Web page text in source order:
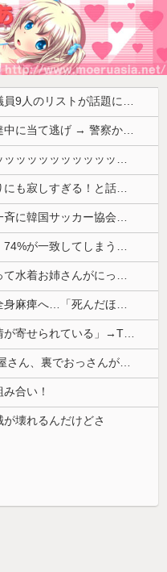
高市内閣の方針に反対した自民党議員9人のリストが話題に、「岩屋はどこへ行った？」との指摘もあるが……
岩手県宮古市議（共産）、赤旗配達中に当て逃げ → 警察から連絡が来て宮古署を訪れ事情聴取
【画像】北朝鮮のビアガール、エッッッッッッッッッッッッッッッッッ！
昭和を代表する女優の晩年があまりにも寂しすぎる！と話題に、自身の子供を餓死する寸前までネグレクトした挙句……
韓国人「英メディアや海外各社も一斉に韓国サッカー協会を巡る過去の不祥事を報道！」→「国際的な信用失墜の危機‥」
【悲報】ヤニねこで抜けるキャラ、74%が一致してしまうｗｗｗｗｗ
会社のカメラ部で「商品を手に持って水着お姉さんがにっこり」を撮影、だがお姉さんは素人アルバイトで親バレした結果……
【九州名物】鶏刺し食べた医師、全身麻痺へ…「死んだほうが良かったと思っていた」
熊本県知事「報道に強い不満・苦情が寄せられている」→TBSの報道特集がまさにそれな件
【画像】 例の美人すぎるおにぎり屋さん、裏でおっさんが握っていたｗｗｗｗｗｗｗｗｗｗｗｗｗｗｗｗｗ
合い！
が壊れるんだけどさ